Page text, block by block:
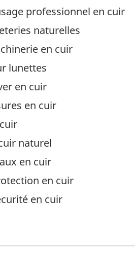
professionnel en cuir
naturelles
en cuir
lunettes
en cuir
en cuir
naturel
en cuir
en cuir
en cuir